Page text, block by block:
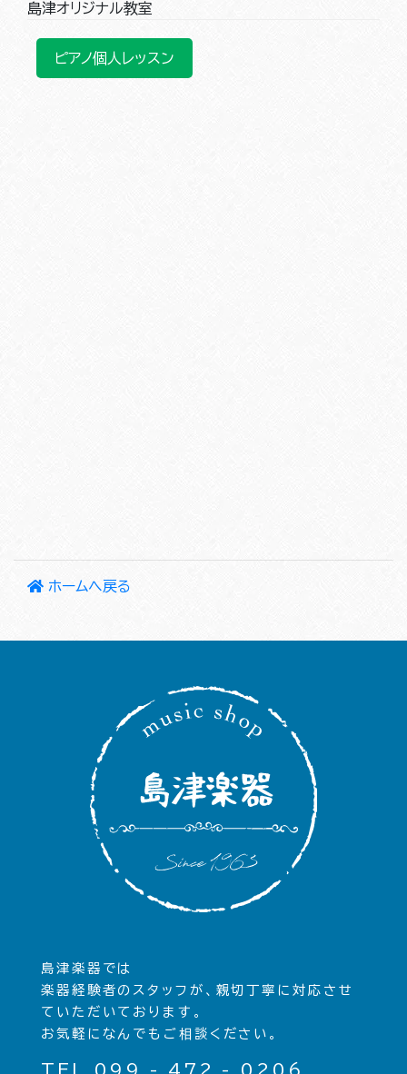
島津オリジナル教室
ピアノ個人レッスン
ホームへ戻る
島津楽器では
楽器経験者のスタッフが、親切丁寧に対応させ
ていただいております。
お気軽になんでもご相談ください。
TEL 099 - 472 - 0206